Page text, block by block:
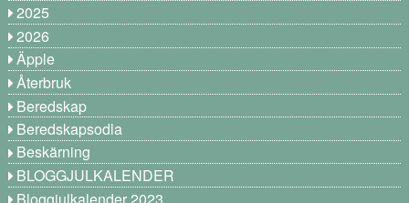
2025
2026
Äpple
Återbruk
Beredskap
Beredskapsodla
Beskärning
BLOGGJULKALENDER
Bloggjulkalender 2023